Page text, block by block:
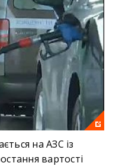
на АЗС із
вартості